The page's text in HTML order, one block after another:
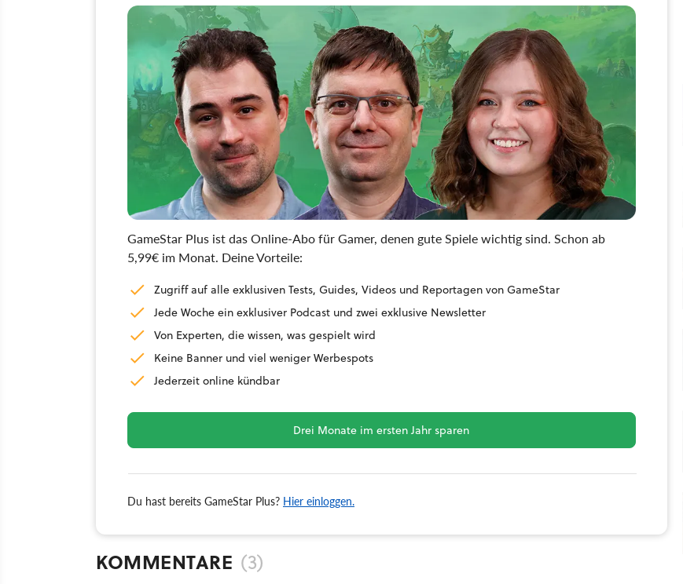
GameStar Plus ist das Online-Abo für Gamer, denen gute Spiele wichtig sind. Schon ab
5,99€ im Monat. Deine Vorteile:
Zugriff auf alle exklusiven Tests, Guides, Videos und Reportagen von GameStar
Jede Woche ein exklusiver Podcast und zwei exklusive Newsletter
Von Experten, die wissen, was gespielt wird
Keine Banner und viel weniger Werbespots
Jederzeit online kündbar
Drei Monate im ersten Jahr sparen
Du hast bereits GameStar Plus? Hier einloggen.
KOMMENTARE (3)